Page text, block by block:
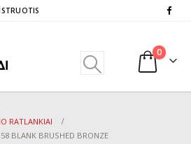
0
RATLANKIAI
BLANK BRUSHED BRONZE